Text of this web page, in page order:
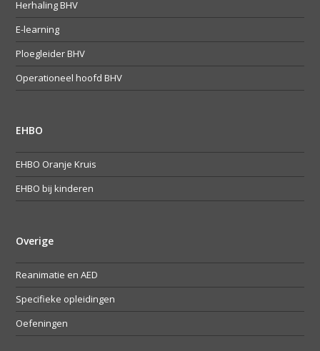
Herhaling BHV
E-learning
Ploegleider BHV
Operationeel hoofd BHV
EHBO
EHBO Oranje Kruis
EHBO bij kinderen
Overige
Reanimatie en AED
Specifieke opleidingen
Oefeningen